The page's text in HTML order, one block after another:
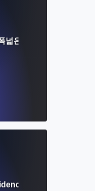
은 탐색 이해하기
Based Research